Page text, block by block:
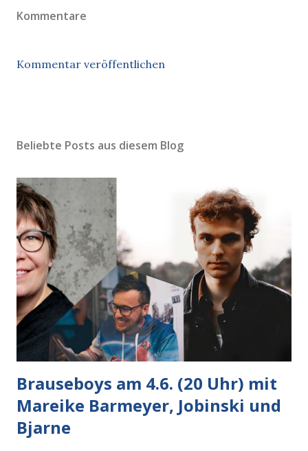
Kommentare
Kommentar veröffentlichen
Beliebte Posts aus diesem Blog
Brauseboys am 4.6. (20 Uhr) mit
Mareike Barmeyer, Jobinski und
Bjarne